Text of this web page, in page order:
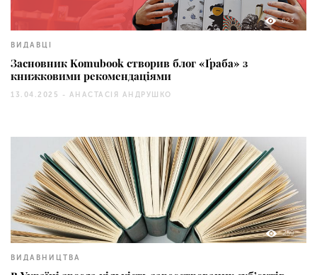
623
ВИДАВЦІ
Засновник Komubook створив блог «Ґраба» з
книжковими рекомендаціями
13.04.2025 - АНАСТАСІЯ АНДРУШКО
259
ВИДАВНИЦТВА